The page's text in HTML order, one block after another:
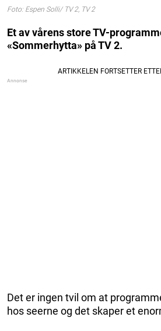
Foto: Espen Solli/ TV 2, TV 2
Et av vårens store TV-
«Sommerhytta» på TV 2.
Det er ingen tvil om at
hos seerne og det skaper et